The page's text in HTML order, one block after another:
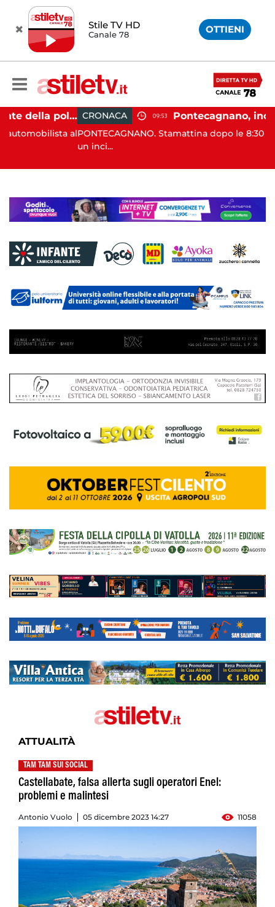
Stile TV HD
Canale 78 OTTIENI
Castellabate, agente della polizia locale aggredito per una multa: turista denunciato
al
CRONACA 09:53
PONTECAGNANO. Stamattina dopo le 8:30 si è
ATTUALITÀ
TAM TAM SUI SOCIAL
Castellabate, falsa allerta sugli operatori Enel:
problemi e malintesi
Antonio Vuolo 05 dicembre 2023 14:27 11058